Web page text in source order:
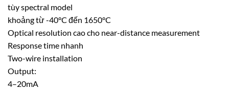
tùy spectral model
khoảng từ -40°C đến 1650°C
Optical resolution cao cho near-distance measurement
Response time nhanh
Two-wire installation
Output:
4–20mA